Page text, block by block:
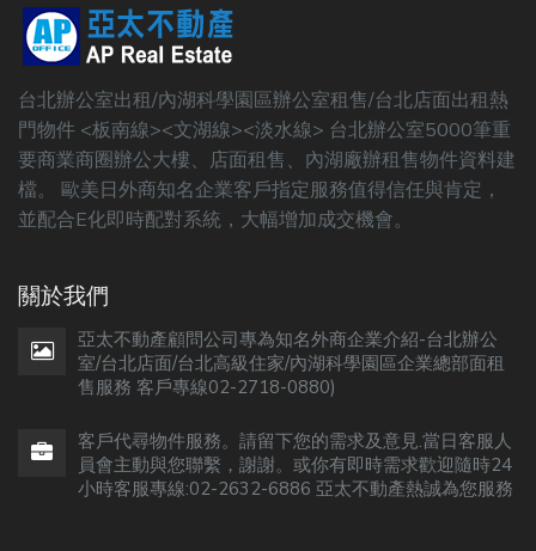
台北辦公室出租/內湖科學園區辦公室租售/台北店面出租熱
門物件 <板南線><文湖線><淡水線> 台北辦公室5000筆重
要商業商圈辦公大樓、店面租售、內湖廠辦租售物件資料建
檔。 歐美日外商知名企業客戶指定服務值得信任與肯定，
並配合E化即時配對系統，大幅增加成交機會。
關於我們
亞太不動產顧問公司專為知名外商企業介紹-台北辦公
室/台北店面/台北高級住家/內湖科學園區企業總部面租
售服務 客戶專線02-2718-0880)
客戶代尋物件服務。請留下您的需求及意見.當日客服人
員會主動與您聯繫，謝謝。或你有即時需求歡迎隨時24
小時客服專線:02-2632-6886 亞太不動產熱誠為您服務